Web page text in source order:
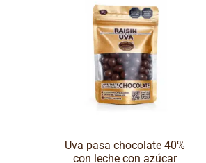
Uva pasa chocolate 40%
con leche con azúcar